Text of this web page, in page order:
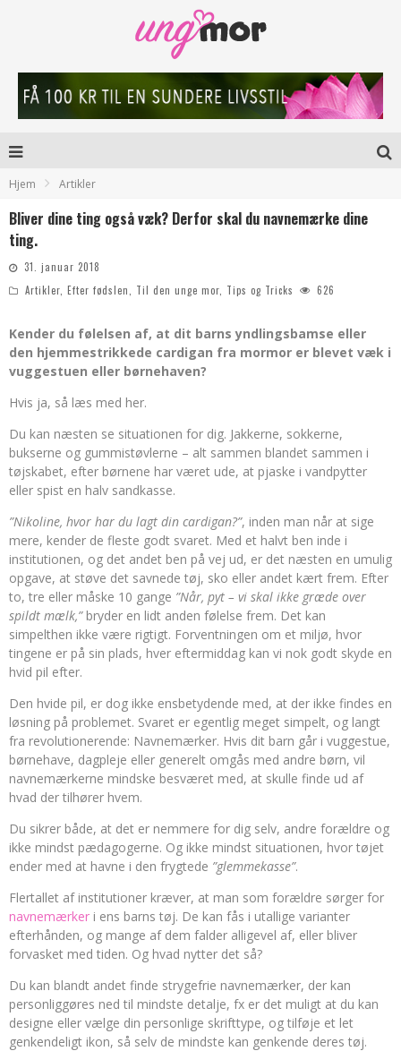
Hjem Artikler
Bliver dine ting også væk? Derfor skal du navnemærke dine
ting.
31. januar 2018
Artikler Efter fødslen Til den unge mor Tips og Tricks 626
Kender du følelsen af, at dit barns yndlingsbamse eller
den hjemmestrikkede cardigan fra mormor er blevet væk i
vuggestuen eller børnehaven?
Hvis ja, så læs med her.
Du kan næsten se situationen for dig. Jakkerne, sokkerne,
bukserne og gummistøvlerne – alt sammen blandet sammen i
tøjskabet, efter børnene har været ude, at pjaske i vandpytter
eller spist en halv sandkasse.
”Nikoline, hvor har du lagt din cardigan?”, inden man når at sige
mere, kender de fleste godt svaret. Med et halvt ben inde i
institutionen, og det andet ben på vej ud, er det næsten en umulig
opgave, at støve det savnede tøj, sko eller andet kært frem. Efter
to, tre eller måske 10 gange ”Når, pyt – vi skal ikke græde over
spildt mælk,”bryder en lidt anden følelse frem. Det kan
simpelthen ikke være rigtigt. Forventningen om et miljø, hvor
tingene er på sin plads, hver eftermiddag kan vi nok godt skyde en
hvid pil efter.
Den hvide pil, er dog ikke ensbetydende med, at der ikke findes en
løsning på problemet. Svaret er egentlig meget simpelt, og langt
fra revolutionerende: Navnemærker. Hvis dit barn går i vuggestue,
børnehave, dagpleje eller generelt omgås med andre børn, vil
navnemærkerne mindske besværet med, at skulle finde ud af
hvad der tilhører hvem.
Du sikrer både, at det er nemmere for dig selv, andre forældre og
ikke mindst pædagogerne. Og ikke mindst situationen, hvor tøjet
ender med at havne i den frygtede ”glemmekasse”.
Flertallet af institutioner kræver, at man som forældre sørger for
navnemærker i ens barns tøj. De kan fås i utallige varianter
efterhånden, og mange af dem falder alligevel af, eller bliver
forvasket med tiden. Og hvad nytter det så?
Du kan blandt andet finde strygefrie navnemærker, der kan
personliggøres ned til mindste detalje, fx er det muligt at du kan
designe eller vælge din personlige skrifttype, og tilføje et let
genkendeligt ikon, så selv de mindste kan genkende deres tøj.